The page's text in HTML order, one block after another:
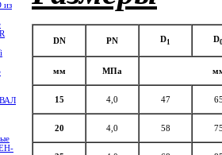
из
DN PN D1 D
мм МПа
15 4,0 47
20 4,0 58